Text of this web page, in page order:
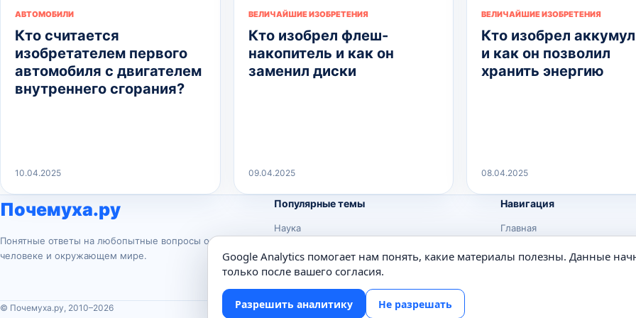
АВТОМОБИЛИ
Кто считается
изобретателем первого
автомобиля с двигателем
внутреннего сгорания?
10.04.2025
ВЕЛИЧАЙШИЕ ИЗОБРЕТЕНИЯ
Кто изобрел флеш-
накопитель и как он
заменил диски
09.04.2025
ВЕЛИЧАЙШИЕ ИЗОБРЕТЕНИЯ
Кто изобрел
и как он позволил
хранить энергию
08.04.2025
Почемуха.ру
Понятные ответы на любопытные вопросы о
человеке и окружающем мире.
Популярные темы
Наука
Животные
Техника
Навигация
Главная
© Почемуха.ру, 2010–2026
Google Analytics помогает нам понять, какие материалы полезны. Данные
только после вашего согласия.
Разрешить аналитику Не разрешать